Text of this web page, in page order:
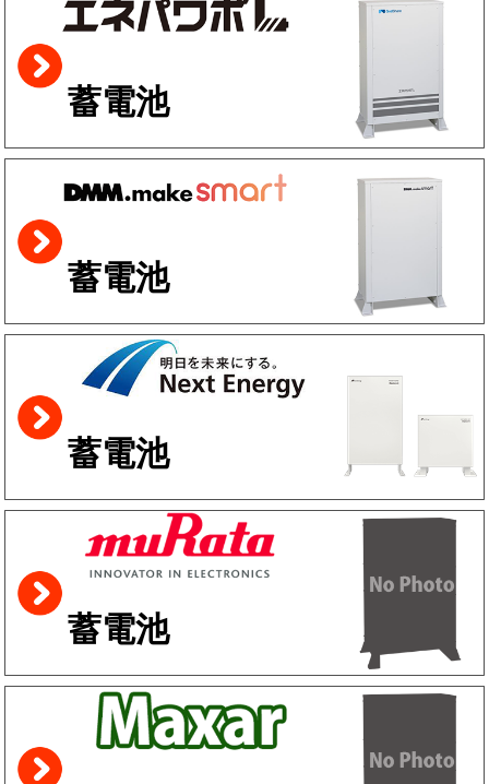
蓄電池
蓄電池
蓄電池
蓄電池